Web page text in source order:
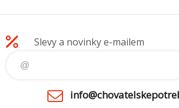
zvonkem 20
Slevy a novinky e-mailem